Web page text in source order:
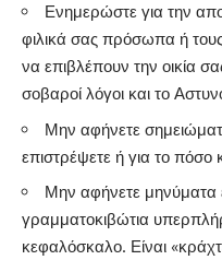
Ενημερώστε για την
φιλικά σας πρόσωπα ή τους
να επιβλέπουν την οικία
σοβαροί λόγοι και το
Μην αφήνετε
επιστρέψετε ή για το πόσο
Μην αφήνετε
γραμματοκιβώτια
κεφαλόσκαλο. Είναι